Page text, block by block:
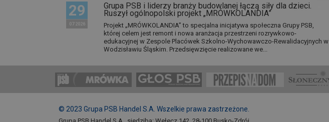
29
07 2026
Grupa PSB i liderzy branży budowlanej łączą siły dla dzieci.
Ruszył ogólnopolski projekt „MRÓWKOLANDIA”
Projekt „MRÓWKOLANDIA” to specjalna inicjatywa społeczna Grupy PSB,
której celem jest remont i nowa aranżacja przestrzeni rozrywkowo-
edukacyjnej w Zespole Placówek Szkolno-Wychowawczo-Rewalidacyjnych w
Wodzisławiu Śląskim. Przedsięwzięcie realizowane we...
© 2023 Grupa PSB Handel S.A. Wszelkie prawa zastrzeżone.